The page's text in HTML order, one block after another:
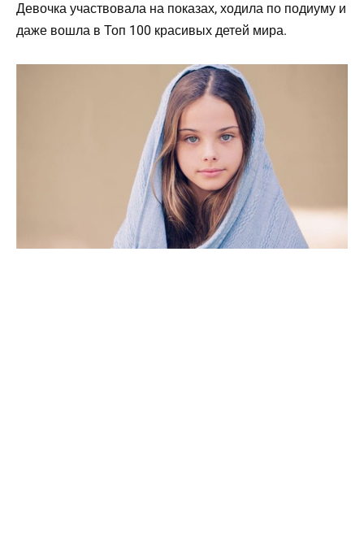
Девочка участвовала на показах, ходила по подиуму и
даже вошла в Топ 100 красивых детей мира.